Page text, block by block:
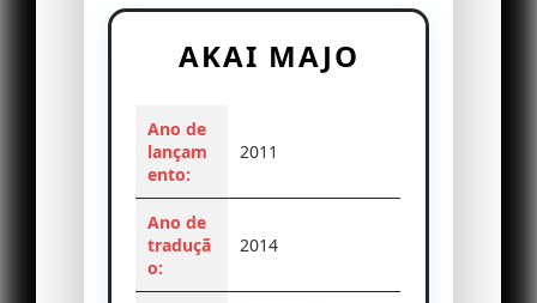
AKAI MAJO
Ano de
lançam
ento:
2011
Ano de
traduçã
o:
2014